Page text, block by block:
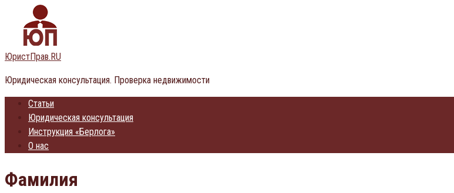
Перейти
контенту
ЮристПрав.RU
Юридическая консультация. Проверка недвижимости
Статьи
Юридическая консультация
Инструкция «Берлога»
О нас
Фамилия